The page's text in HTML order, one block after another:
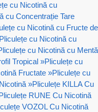
cu Nicotină cu
cu Concentrație Tare
cu Nicotină cu Fructe de
Pliculețe cu Nicotină cu
cu Nicotină cu Mentă
Tropical »Pliculețe cu
Fructate »Pliculețe cu
»Pliculețe KILLA Cu
RUNE Cu Nicotină
VOZOL Cu Nicotină